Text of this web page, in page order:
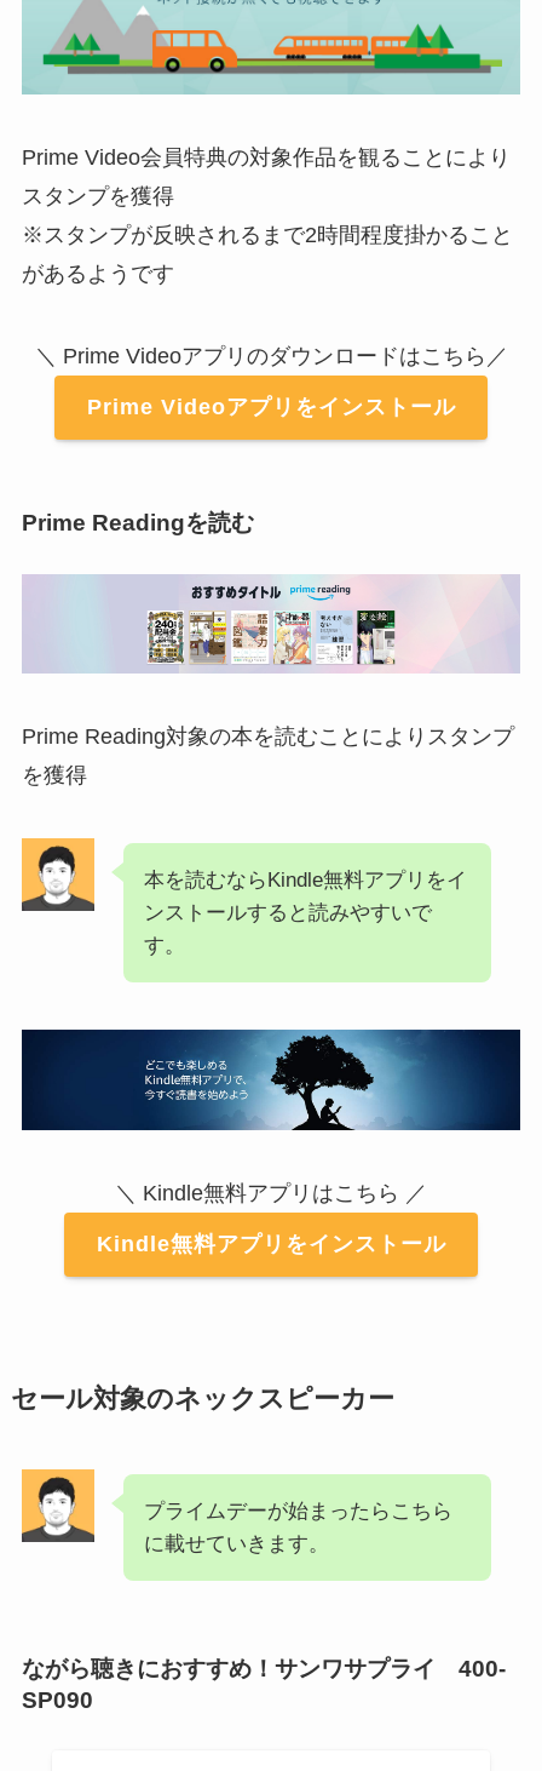
Prime Video会員特典の対象作品を観ることにより
スタンプを獲得
※スタンプが反映されるまで2時間程度掛かること
があるようです
＼ Prime Videoアプリのダウンロードはこちら／
Prime Videoアプリをインストール
Prime Readingを読む
Prime Reading対象の本を読むことによりスタンプ
を獲得
本を読むならKindle無料アプリをイ
ンストールすると読みやすいで
す。
＼ Kindle無料アプリはこちら ／
Kindle無料アプリをインストール
セール対象のネックスピーカー
プライムデーが始まったらこちら
に載せていきます。
ながら聴きにおすすめ！サンワサプライ 400-
SP090